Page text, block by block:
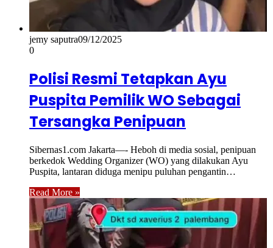
jemy saputra09/12/2025
0
Polisi Resmi Tetapkan Ayu
Puspita Pemilik WO Sebagai
Tersangka Penipuan
Sibernas1.com Jakarta—- Heboh di media sosial, penipuan
berkedok Wedding Organizer (WO) yang dilakukan Ayu
Puspita, lantaran diduga menipu puluhan pengantin…
Read More »